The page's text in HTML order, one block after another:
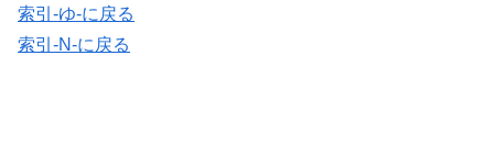
索引-ゆ-に戻る
索引-N-に戻る